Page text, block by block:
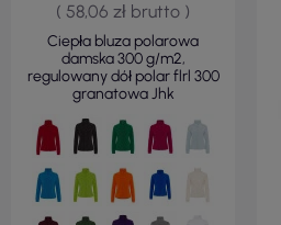
( 58,06 zł brutto )
Ciepła bluza polarowa
damska 300 g/m2,
regulowany dół polar flrl 300
granatowa Jhk